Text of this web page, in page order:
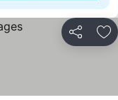
Partager